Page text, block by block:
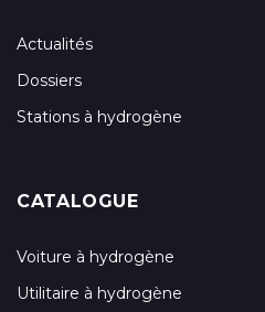
Actualités
Dossiers
Stations à hydrogène
CATALOGUE
Voiture à hydrogène
Utilitaire à hydrogène